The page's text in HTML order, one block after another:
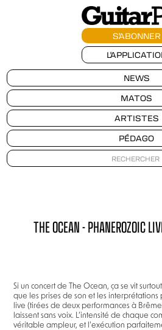
S'ABONNER
NEWS
MATOS
ARTISTES
PÉDAGO
THE OCEAN - PHANEROZOIC
Si un concert de The Ocean, ça se vit
que les prises de son et les interprétations
live (tirées de deux performances à
laissent sans voix. L’intensité de chaque
véritable ampleur, et l’exécution